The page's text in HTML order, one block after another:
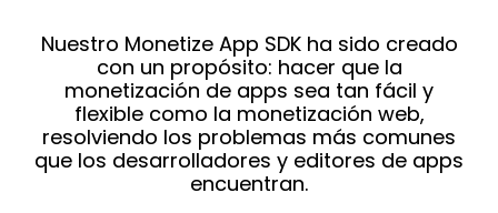
Nuestro Monetize App SDK ha sido creado
con un propósito: hacer que la
monetización de apps sea tan fácil y
flexible como la monetización web,
resolviendo los problemas más comunes
que los desarrolladores y editores de apps
encuentran.